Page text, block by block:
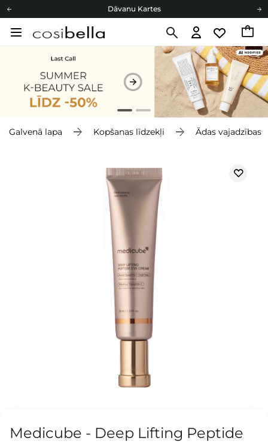
Dāvanu Kartes
Cosibella lojalitātes programma
Galvenā lapa Kopšanas līdzekļi Ādas vajadzības
Medicube - Deep Lifting Peptide